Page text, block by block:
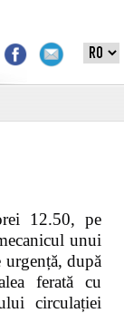
12.50, pe
unui
urgență, după
ferată cu
circulației